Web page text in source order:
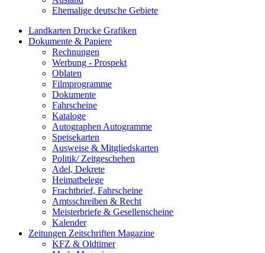
Ehemalige deutsche Gebiete
Landkarten Drucke Grafiken
Dokumente & Papiere
Rechnungen
Werbung - Prospekt
Oblaten
Filmprogramme
Dokumente
Fahrscheine
Kataloge
Autographen Autogramme
Speisekarten
Ausweise & Mitgliedskarten
Politik/ Zeitgeschehen
Adel, Dekrete
Heimatbelege
Frachtbrief, Fahrscheine
Amtsschreiben & Recht
Meisterbriefe & Gesellenscheine
Kalender
Zeitungen Zeitschriften Magazine
KFZ & Oldtimer